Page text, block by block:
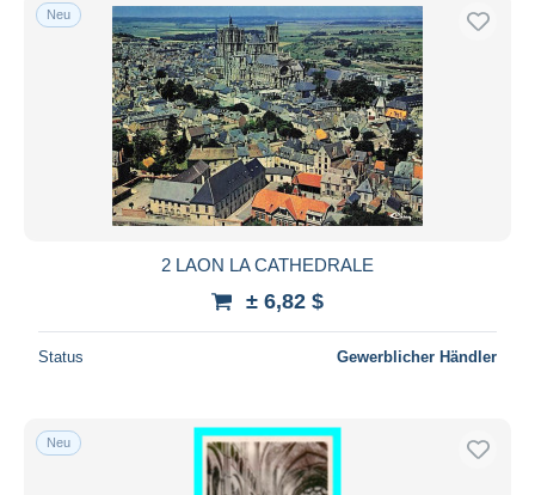
Neu
2 LAON LA CATHEDRALE
± 6,82 $
Status Gewerblicher Händler
Neu